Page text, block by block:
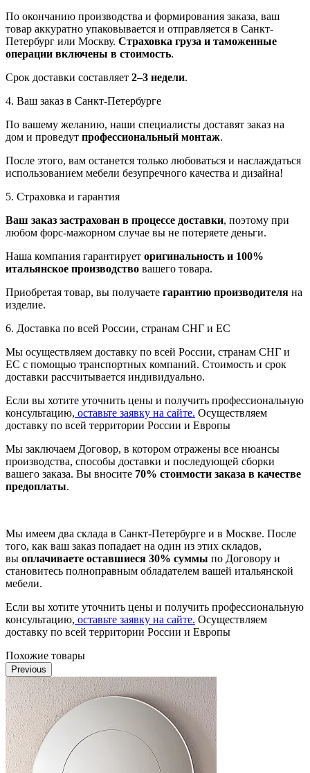
По окончанию производства и формирования заказа, ваш
товар аккуратно упаковывается и отправляется в Санкт-
Петербург или Москву. Страховка груза и таможенные
операции включены в стоимость.
Срок доставки составляет 2–3 недели.
4. Ваш заказ в Санкт-Петербурге
По вашему желанию, наши специалисты доставят заказ на
дом и проведут профессиональный монтаж.
После этого, вам останется только любоваться и наслаждаться
использованием мебели безупречного качества и дизайна!
5. Страховка и гарантия
Ваш заказ застрахован в процессе доставки, поэтому при
любом форс-мажорном случае вы не потеряете деньги.
Наша компания гарантирует оригинальность и 100%
итальянское производство вашего товара.
Приобретая товар, вы получаете гарантию производителя на
изделие.
6. Доставка по всей России, странам СНГ и ЕС
Мы осуществляем доставку по всей России, странам СНГ и
ЕС с помощью транспортных компаний. Стоимость и срок
доставки рассчитывается индивидуально.
Если вы хотите уточнить цены и получить профессиональную
консультацию, оставьте заявку на сайте. Осуществляем
доставку по всей территории России и Европы
Мы заключаем Договор, в котором отражены все нюансы
производства, способы доставки и последующей сборки
вашего заказа. Вы вносите 70% стоимости заказа в качестве
предоплаты.
Мы имеем два склада в Санкт-Петербурге и в Москве. После
того, как ваш заказ попадает на один из этих складов,
вы оплачиваете оставшиеся 30% суммы по Договору и
становитесь полноправным обладателем вашей итальянской
мебели.
Если вы хотите уточнить цены и получить профессиональную
консультацию, оставьте заявку на сайте. Осуществляем
доставку по всей территории России и Европы
Похожие товары
Previous